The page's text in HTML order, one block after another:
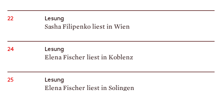
22
Lesung
Sasha Filipenko liest in Wien
24
Lesung
Elena Fischer liest in Koblenz
25
Lesung
Elena Fischer liest in Solingen